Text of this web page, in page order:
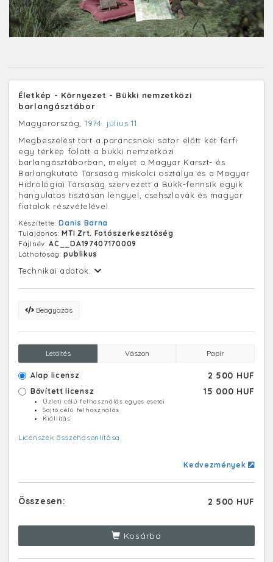
Életkép - Környezet - Bükki nemzetközi
barlangásztábor
Magyarország, 1974. július 11.
Megbeszélést tart a parancsnoki sátor előtt két férfi
egy térkép fölött a bükki nemzetközi
barlangásztáborban, melyet a Magyar Karszt- és
Barlangkutató Társaság miskolci osztálya és a Magyar
Hidrológiai Társaság szervezett a Bükk-fennsík egyik
hangulatos tisztásán lengyel, csehszlovák és magyar
fiatalok részvételével.
Készítette:Danis Barna
Tulajdonos:MTI Zrt. Fotószerkesztőség
Fájlnév:AC__DA197407170009
Láthatóság:publikus
Technikai adatok:
Beágyazás
Letöltés Vászon Papír
Alap licensz 2 500 HUF
Bővített licensz 15 000 HUF
Üzleti célú felhasználás egyes esetei
Sajtó célú felhasználás
Kiállítás
Licenszek összehasonlítása
Kedvezmények
Összesen: 2 500 HUF
Kosárba